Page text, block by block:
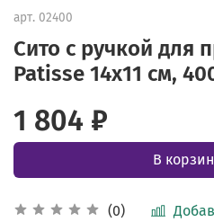
арт. 02400
Сито с ручкой для
Patisse 14х11 см,
(0)
1 804 ₽
В